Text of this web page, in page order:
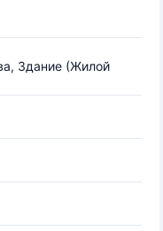
Здание (Жилой